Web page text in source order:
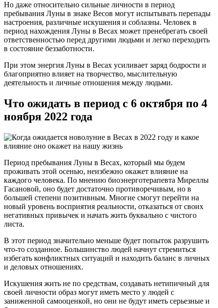
Но даже относительно сильные личности в период
пребывания Луны в знаке Весов могут испытывать перепады
настроения, различные искушения и соблазны. Человек в
период нахождения Луны в Весах может пренебрегать своей
ответственностью перед другими людьми и легко переходить
в состояние беззаботности.
При этом энергия Луны в Весах усиливает заряд бодрости и
благоприятно влияет на творчество, мыслительную
деятельность и личные отношения между людьми.
Что ожидать в период с 6 октября по 4
ноября 2022 года
Период пребывания Луны в Весах, который мы будем
проживать этой осенью, неизбежно окажет влияние на
каждого человека. По мнению биоэнерготерапевта Миреллы
Гасановой, оно будет достаточно противоречивым, но в
большей степени позитивным. Многие смогут перейти на
новый уровень восприятия реальности, отказаться от своих
негативных привычек и начать жить буквально с чистого
листа.
В этот период значительно меньше будет попыток разрушить
что-то созданное. Большинство людей начнут стремиться
избегать конфликтных ситуаций и находить баланс в личных
и деловых отношениях.
Искушения жить не по средствам, создавать нетипичный для
своей личности образ могут иметь место у людей с
заниженной самооценкой, но они не будут иметь серьезные и